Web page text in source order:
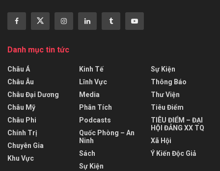
Danh mục tin tức
Châu Á
Châu Âu
Châu Đại Dương
Châu Mỹ
Châu Phi
Chính Trị
Chuyên Gia
Khu Vực
Kinh Tế
Lĩnh Vực
Media
Phân Tích
Podcasts
Quốc Phòng – An
Ninh
Sách
Sự Kiện
Sự Kiện
Thông Báo
Thư Viện
Tiêu Điểm
TIÊU ĐIỂM – ĐẠI
HỘI ĐẢNG XX TQ
Xã Hội
Ý Kiến Độc Giả